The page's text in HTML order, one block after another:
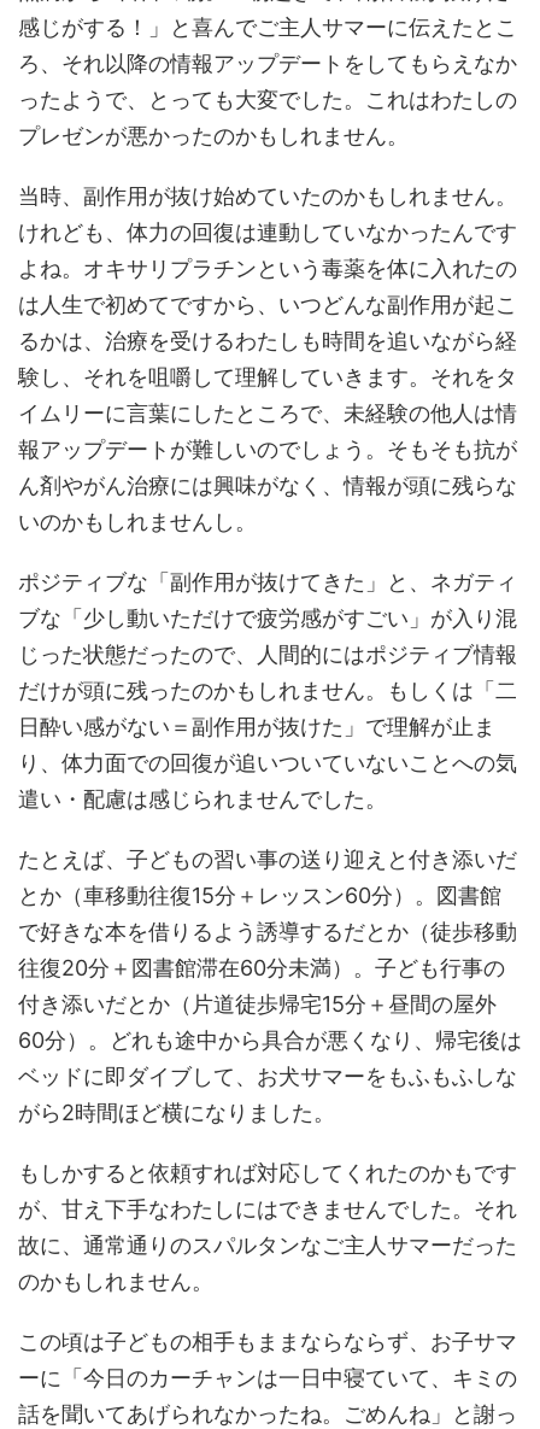
感じがする！」と喜んでご主人サマーに伝えたとこ
ろ、それ以降の情報アップデートをしてもらえなか
ったようで、とっても大変でした。これはわたしの
プレゼンが悪かったのかもしれません。
当時、副作用が抜け始めていたのかもしれません。
けれども、体力の回復は連動していなかったんです
よね。オキサリプラチンという毒薬を体に入れたの
は人生で初めてですから、いつどんな副作用が起こ
るかは、治療を受けるわたしも時間を追いながら経
験し、それを咀嚼して理解していきます。それをタ
イムリーに言葉にしたところで、未経験の他人は情
報アップデートが難しいのでしょう。そもそも抗が
ん剤やがん治療には興味がなく、情報が頭に残らな
いのかもしれませんし。
ポジティブな「副作用が抜けてきた」と、ネガティ
ブな「少し動いただけで疲労感がすごい」が入り混
じった状態だったので、人間的にはポジティブ情報
だけが頭に残ったのかもしれません。もしくは「二
日酔い感がない＝副作用が抜けた」で理解が止ま
り、体力面での回復が追いついていないことへの気
遣い・配慮は感じられませんでした。
たとえば、子どもの習い事の送り迎えと付き添いだ
とか（車移動往復15分＋レッスン60分）。図書館
で好きな本を借りるよう誘導するだとか（徒歩移動
往復20分＋図書館滞在60分未満）。子ども行事の
付き添いだとか（片道徒歩帰宅15分＋昼間の屋外
60分）。どれも途中から具合が悪くなり、帰宅後は
ベッドに即ダイブして、お犬サマーをもふもふしな
がら2時間ほど横になりました。
もしかすると依頼すれば対応してくれたのかもです
が、甘え下手なわたしにはできませんでした。それ
故に、通常通りのスパルタンなご主人サマーだった
のかもしれません。
この頃は子どもの相手もままならならず、お子サマ
ーに「今日のカーチャンは一日中寝ていて、キミの
話を聞いてあげられなかったね。ごめんね」と謝っ